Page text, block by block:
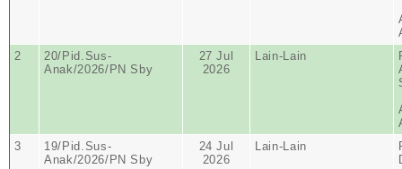
2
20/Pid.Sus-
Anak/2026/PN Sby
27 Jul
2026
Lain-Lain
3
19/Pid.Sus-
Anak/2026/PN Sby
24 Jul
2026
Lain-Lain